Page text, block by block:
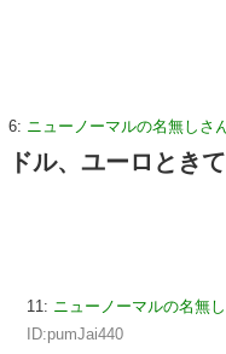
6: ニューノーマルの名無しさ
ドル、ユーロとき
11: ニューノーマルの名無
ID:pumJai440